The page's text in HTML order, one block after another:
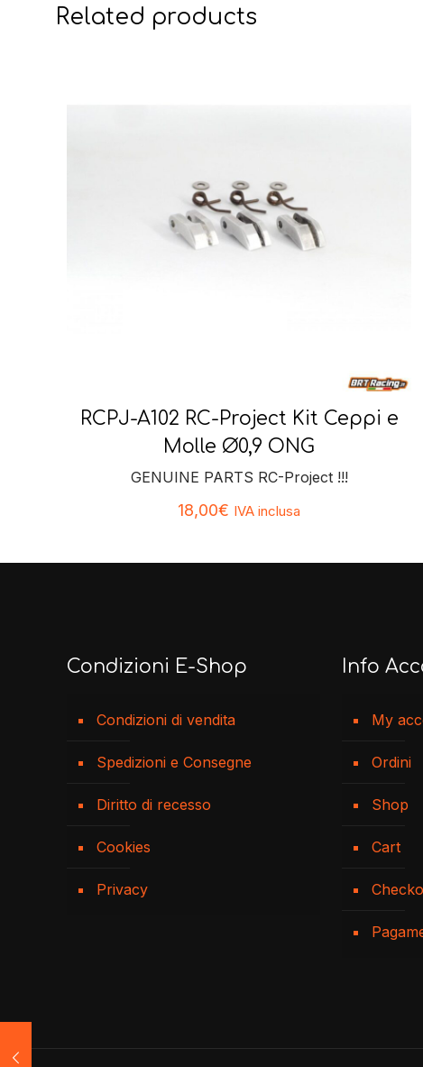
Related products
RCPJ-A102 RC-Project Kit Ceppi e
Molle Ø0,9 ONG
GENUINE PARTS RC-Project !!!
18,00€ IVA inclusa
Condizioni E-Shop
Condizioni di vendita
Spedizioni e Consegne
Diritto di recesso
Cookies
Privacy
Info
My
Ordini
Shop
Cart